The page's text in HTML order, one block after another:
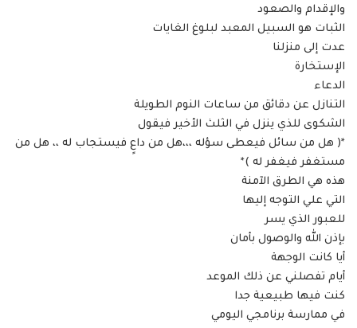
والإقدام والصعود
الثبات هو السبيل المعبد لبلوغ الغايات
عدت إلى منزلنا
الإستخارة
الدعاء
التنازل عن دقائق من ساعات النوم الطويلة
الشكوى للذي ينزل في الثلث الأخير فيقول
*( هل من سائل فيعطى سؤله ،،،هل من داعٍ فيستجاب له ،، هل من
مستغفر فيغفر له )*
هذه هي الطرق الآمنة
التي علي التوجه إليها
للعبور الذي يسر
بإذن الله والوصول بأمان
أيا كانت الوجهة
أيام تفصلني عن ذلك الموعد
كنت فيها طبيعية جدا
في ممارسة برنامجي اليومي